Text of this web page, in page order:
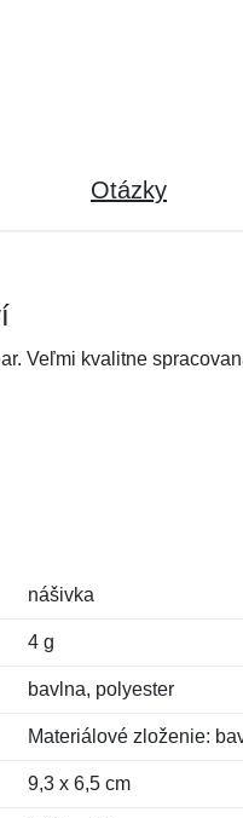
Otázky
Veľmi kvalitne
nášivka
4 g
bavlna, polyester
Materiálové zloženie:
9,3 x 6,5 cm